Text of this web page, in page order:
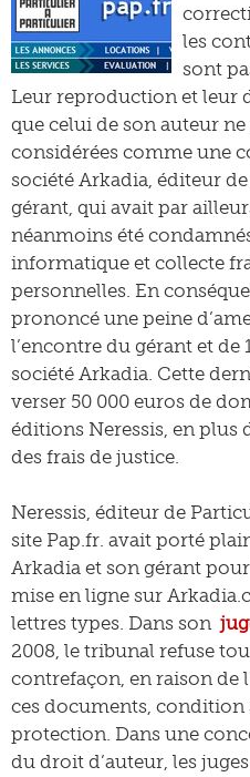
les
sont
Leur reproduction et leur
que celui de son auteur
considérées comme une
société Arkadia, éditeur
gérant, qui avait par
néanmoins été
informatique et collecte
personnelles. En
prononcé une peine
l’encontre du gérant et de
société Arkadia. Cette
verser 50 000 euros de
éditions Neressis, en plus
des frais de justice.
Neressis, éditeur de
site Pap.fr. avait porté
Arkadia et son gérant
mise en ligne sur
lettres types. Dans son
2008, le tribunal refuse
contrefaçon, en raison de
ces documents, condition
protection. Dans une
du droit d’auteur, les